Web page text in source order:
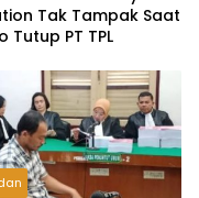
Tak Tampak Saat
Tutup PT TPL